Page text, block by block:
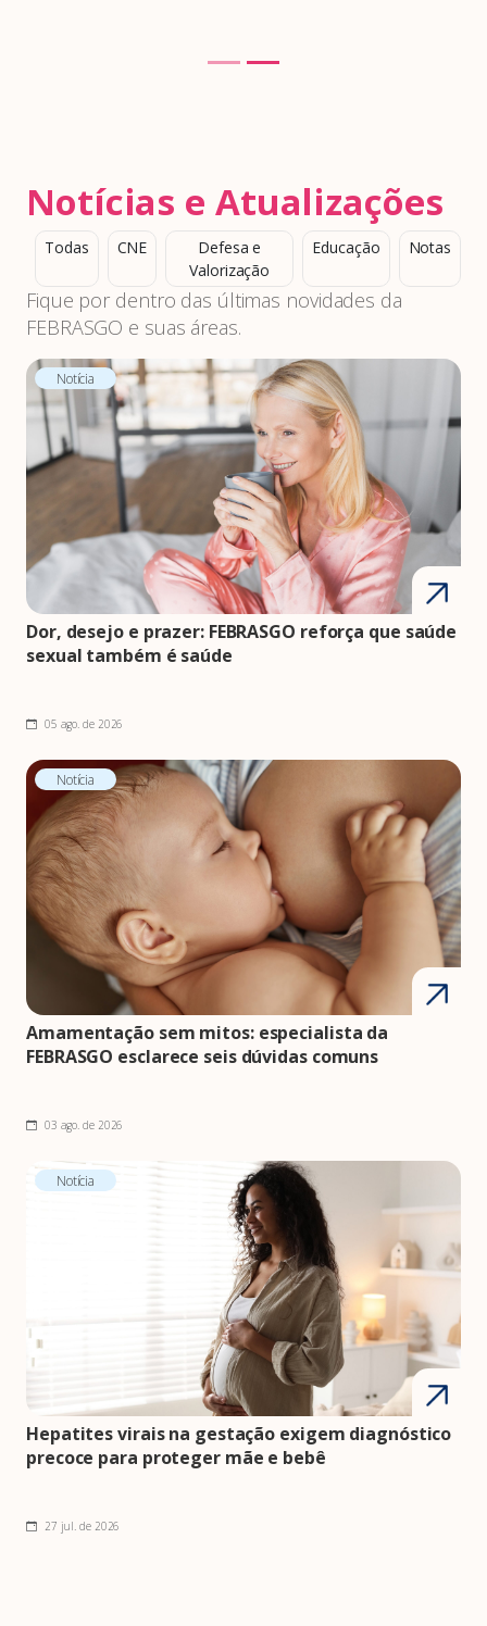
Notícias e Atualizações
Todas CNE
Defesa e
Valorização
Educação Notas
Fique por dentro das últimas novidades da
FEBRASGO e suas áreas.
Notícia
Dor, desejo e prazer: FEBRASGO reforça que saúde
sexual também é saúde
05 ago. de 2026
Notícia
Amamentação sem mitos: especialista da
FEBRASGO esclarece seis dúvidas comuns
03 ago. de 2026
Notícia
Hepatites virais na gestação exigem diagnóstico
precoce para proteger mãe e bebê
27 jul. de 2026